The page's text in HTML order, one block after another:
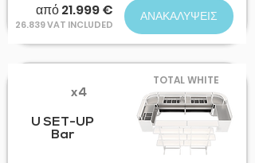
από 21.999 €
26.839 VAT INCLUDED
ΑΝΑΚΑΛΥΨΕΙΣ
x4
U SET-UP
Bar
TOTAL WHITE